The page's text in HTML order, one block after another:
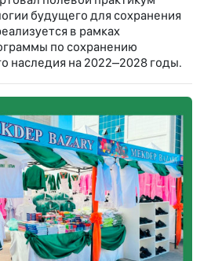
будущего для сохранения
в рамках
по сохранению
наследия на 2022–2028 годы.